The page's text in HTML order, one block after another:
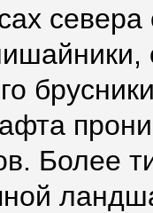
Более